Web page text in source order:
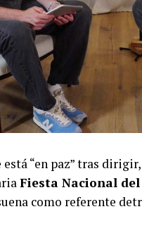
está “en paz” tras
Fiesta Nacional
como referente